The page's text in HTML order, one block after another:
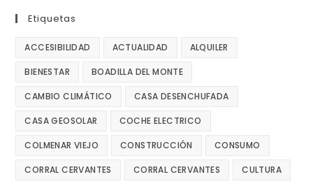
Etiquetas
ACCESIBILIDAD ACTUALIDAD ALQUILER
BIENESTAR BOADILLA DEL MONTE
CAMBIO CLIMÁTICO CASA DESENCHUFADA
CASA GEOSOLAR COCHE ELECTRICO
COLMENAR VIEJO CONSTRUCCIÓN CONSUMO
CORRAL CERVANTES CORRAL CERVANTES CULTURA